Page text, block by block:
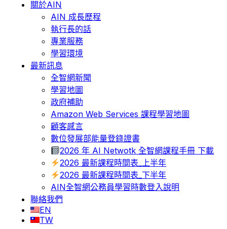
關於AIN
AIN 成長歷程
執行長的話
專業服務
學習環境
最新訊息
全智網新聞
學習地圖
政府補助
Amazon Web Services 課程學習地圖
顧客感言
數位發展部能量登錄證書
2026 年 AI Netwotk 全智網課程手冊 下載
2026 最新課程時間表_上半年
2026 最新課程時間表_下半年
AIN全智網公務員學習時數登入說明
聯絡我們
EN
TW